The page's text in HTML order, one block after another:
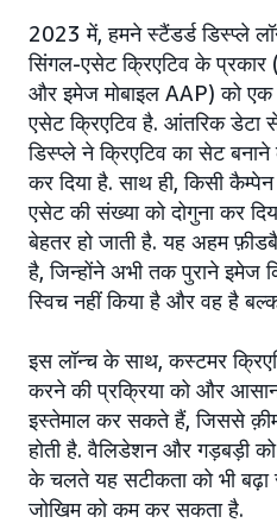
2023 में, हमने स्टैंडर्ड डिस्प्ले
सिंगल-एसेट क्रिएटिव के
और इमेज मोबाइल AAP) को एक
एसेट क्रिएटिव है. आंतरिक डेटा
डिस्प्ले ने क्रिएटिव का सेट
कर दिया है. साथ ही, किसी
एसेट की संख्या को दोगुना कर
बेहतर हो जाती है. यह अहम
है, जिन्होंने अभी तक पुराने इमेज
स्विच नहीं किया है और वह है
इस लॉन्च के साथ, कस्टमर
करने की प्रक्रिया को और
इस्तेमाल कर सकते हैं, जिससे
होती है. वैलिडेशन और गड़बड़ी
के चलते यह सटीकता को भी
जोखिम को कम कर सकता है.